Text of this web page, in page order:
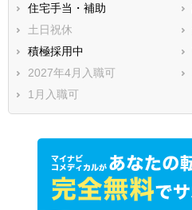
住宅手当・補助
土日祝休
積極採用中
2027年4月入職可
1月入職可